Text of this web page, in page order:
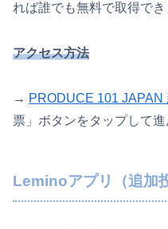
れば誰でも無料で取得でき
アクセス方法
→ PRODUCE 101 JAPAN
票」ボタンをタップして進
Leminoアプリ（追加